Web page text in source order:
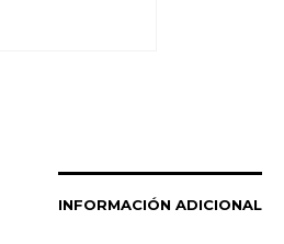
INFORMACIÓN ADICIONAL